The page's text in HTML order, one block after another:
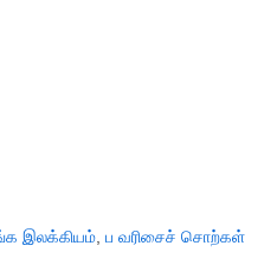
இலக்கியம், ப வரிசைச் சொற்கள்